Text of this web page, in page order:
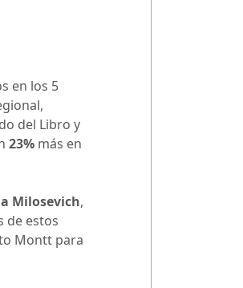
en los 5
del Libro y
23% más en
Milosevich,
de estos
Montt para